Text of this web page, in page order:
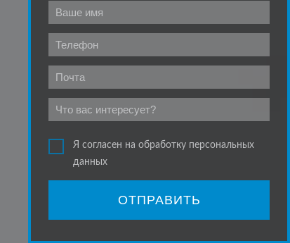
Я согласен на обработку персональных
данных